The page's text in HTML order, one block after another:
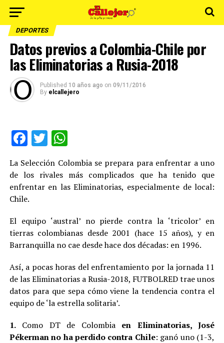
DEPORTES
Datos previos a Colombia-Chile por
las Eliminatorias a Rusia-2018
Published 10 años ago on 09/11/2016
By elcallejero
Facebook
TwitterWhatsApp
La Selección Colombia se prepara para enfrentar a uno
de los rivales más complicados que ha tenido que
enfrentar en las Eliminatorias, especialmente de local:
Chile.
El equipo ‘austral’ no pierde contra la ‘tricolor’ en
tierras colombianas desde 2001 (hace 15 años), y en
Barranquilla no cae desde hace dos décadas: en 1996.
Así, a pocas horas del enfrentamiento por la jornada 11
de las Eliminatorias a Rusia-2018, FUTBOLRED trae unos
datos para que sepa cómo viene la tendencia contra el
equipo de ‘la estrella solitaria’.
1.Como DT de Colombia en Eliminatorias, José
Pékerman no ha perdido contra Chile: ganó uno (1-3,